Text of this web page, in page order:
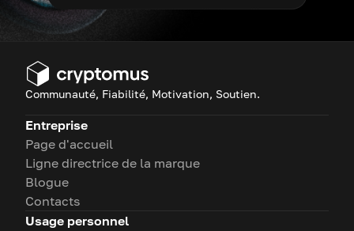
Communauté, Fiabilité, Motivation, Soutien.
Entreprise
Page d'accueil
Ligne directrice de la marque
Blogue
Contacts
Usage personnel